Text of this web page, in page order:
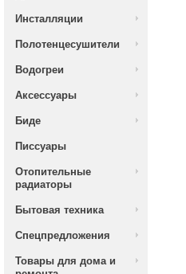
Инсталляции
Полотенцесушители
Водогреи
Аксессуары
Биде
Писсуары
Отопительные
радиаторы
Бытовая техника
Спецпредложения
Товары для дома и